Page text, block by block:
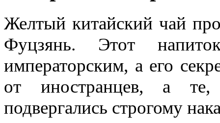
Желтый китайский чай
Фуцзянь. Этот
императорским, а его
от иностранцев, а
подвергались строгому